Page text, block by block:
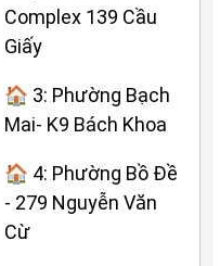
Complex 139 Cầu
Giấy
🏠 3: Phường Bạch
Mai- K9 Bách Khoa
🏠 4: Phường Bồ Đề
- 279 Nguyễn Văn
Cừ